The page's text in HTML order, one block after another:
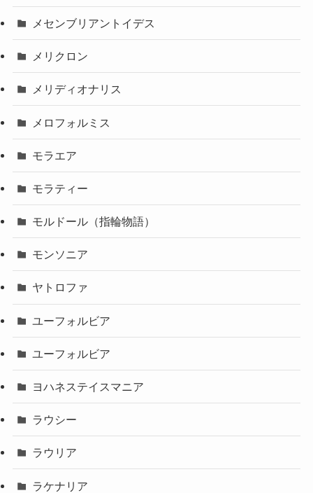
メセンブリアントイデス
メリクロン
メリディオナリス
メロフォルミス
モラエア
モラティー
モルドール（指輪物語）
モンソニア
ヤトロファ
ユーフォルビア
ユーフォルビア
ヨハネステイスマニア
ラウシー
ラウリア
ラケナリア